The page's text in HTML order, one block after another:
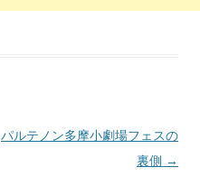
パルテノン多摩小劇場フェスの
裏側 →